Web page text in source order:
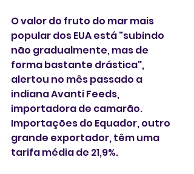
O valor do fruto do mar mais
popular dos EUA está "subindo
não gradualmente, mas de
forma bastante drástica",
alertou no mês passado a
indiana Avanti Feeds,
importadora de camarão.
Importações do Equador, outro
grande exportador, têm uma
tarifa média de 21,9%.